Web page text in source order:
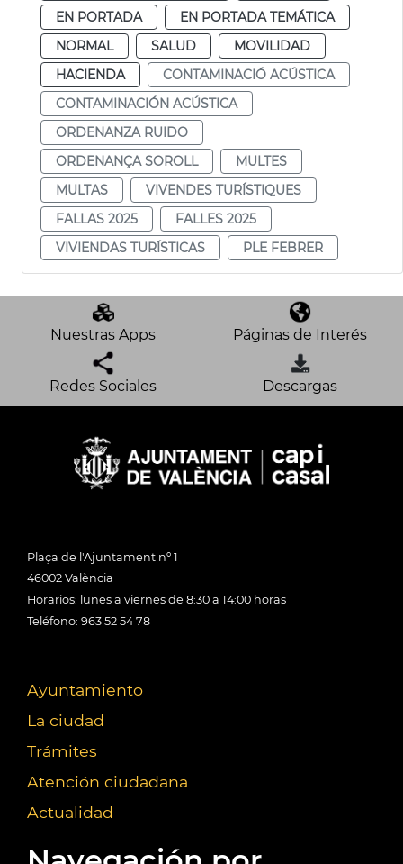
EN PORTADA
EN PORTADA TEMÁTICA
NORMAL
SALUD
MOVILIDAD
HACIENDA
CONTAMINACIÓ ACÚSTICA
CONTAMINACIÓN ACÚSTICA
ORDENANZA RUIDO
ORDENANÇA SOROLL
MULTES
MULTAS
VIVENDES TURÍSTIQUES
FALLAS 2025
FALLES 2025
VIVIENDAS TURÍSTICAS
PLE FEBRER
Nuestras Apps Páginas de Interés
Redes Sociales Descargas
Plaça de l'Ajuntament nº 1
46002 València
Horarios: lunes a viernes de 8:30 a 14:00 horas
Teléfono: 963 52 54 78
Ayuntamiento
La ciudad
Trámites
Atención ciudadana
Actualidad